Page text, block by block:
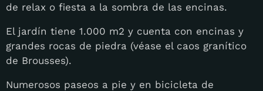
de relax o fiesta a la sombra de las encinas.
El jardín tiene 1.000 m2 y cuenta con encinas y
grandes rocas de piedra (véase el caos granítico
de Brousses).
Numerosos paseos a pie y en bicicleta de